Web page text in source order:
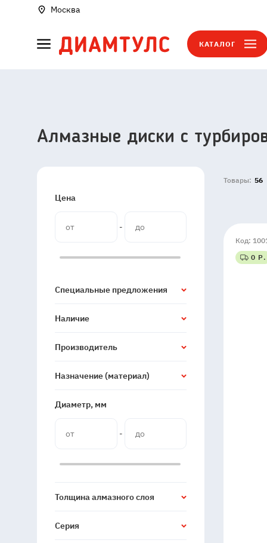
Москва
КАТАЛОГ
Алмазные диски с
Цена
-
Специальные предложения
Наличие
Производитель
Назначение (материал)
Диаметр, мм
-
Толщина алмазного слоя
Серия
Товары: 56
Код:
0 Р.